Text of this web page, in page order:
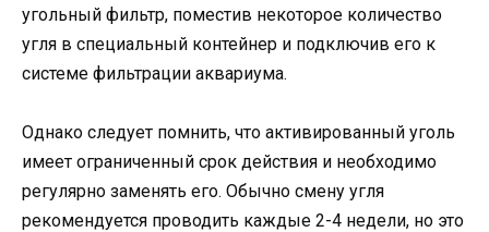
угольный фильтр, поместив некоторое количество
угля в специальный контейнер и подключив его к
системе фильтрации аквариума.
Однако следует помнить, что активированный уголь
имеет ограниченный срок действия и необходимо
регулярно заменять его. Обычно смену угля
рекомендуется проводить каждые 2-4 недели, но это